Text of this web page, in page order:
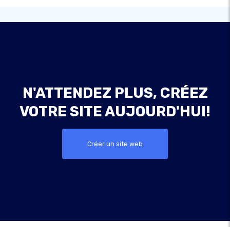
N'ATTENDEZ PLUS, CRÉEZ
VOTRE SITE AUJOURD'HUI!
Créer un site web